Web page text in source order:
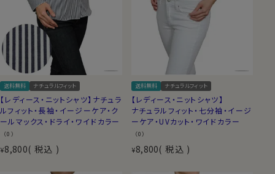
送料無料 ナチュラルフィット
【レディース・ニットシャツ】ナチュラ
ルフィット・長袖・イージーケア・ク
ールマックス・ドライ・ワイドカラー
（0）
¥8,800 税込
送料無料 ナチュラルフィット
【レディース・ニットシャツ】
ナチュラルフィット・七分袖・イージ
ーケア・UVカット・ワイドカラー
（0）
¥8,800 税込